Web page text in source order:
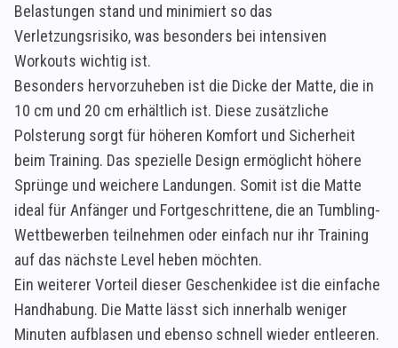
Belastungen stand und minimiert so das
Verletzungsrisiko, was besonders bei intensiven
Workouts wichtig ist.
Besonders hervorzuheben ist die Dicke der Matte, die in
10 cm und 20 cm erhältlich ist. Diese zusätzliche
Polsterung sorgt für höheren Komfort und Sicherheit
beim Training. Das spezielle Design ermöglicht höhere
Sprünge und weichere Landungen. Somit ist die Matte
ideal für Anfänger und Fortgeschrittene, die an Tumbling-
Wettbewerben teilnehmen oder einfach nur ihr Training
auf das nächste Level heben möchten.
Ein weiterer Vorteil dieser Geschenkidee ist die einfache
Handhabung. Die Matte lässt sich innerhalb weniger
Minuten aufblasen und ebenso schnell wieder entleeren.